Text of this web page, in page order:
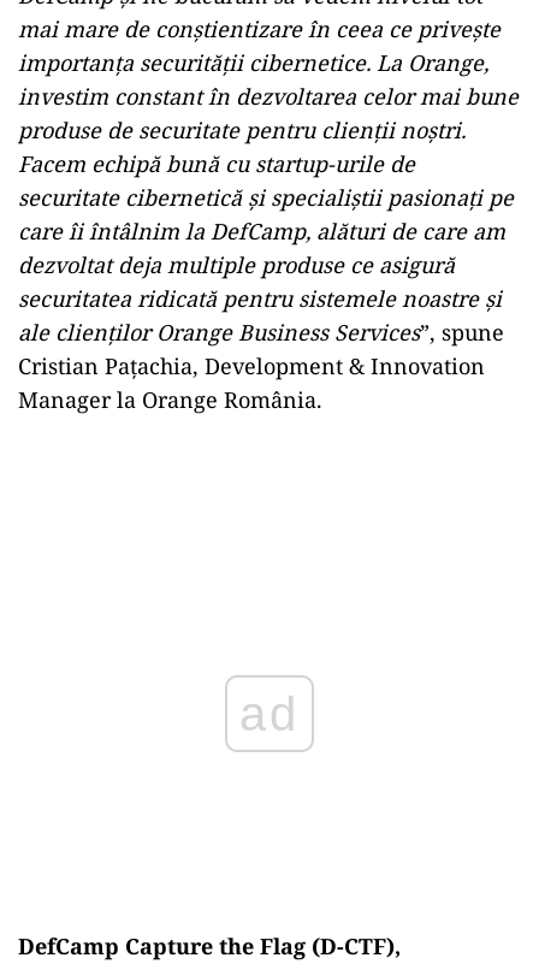
mai mare de conștientizare în ceea ce privește
importanța securității cibernetice. La Orange,
investim constant în dezvoltarea celor mai bune
produse de securitate pentru clienții noștri.
Facem echipă bună cu startup-urile de
securitate cibernetică și specialiștii pasionați pe
care îi întâlnim la DefCamp, alături de care am
dezvoltat deja multiple produse ce asigură
securitatea ridicată pentru sistemele noastre și
ale clienților Orange Business Services”, spune
Cristian Pațachia, Development & Innovation
Manager la Orange România.
ad
DefCamp Capture the Flag (D-CTF),